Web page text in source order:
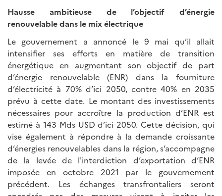
Hausse ambitieuse de l’objectif d’énergie
renouvelable dans le mix électrique
Le gouvernement a annoncé le 9 mai qu’il allait
intensifier ses efforts en matière de transition
énergétique en augmentant son objectif de part
d’énergie renouvelable (ENR) dans la fourniture
d’électricité à 70% d’ici 2050, contre 40% en 2035
prévu à cette date. Le montant des investissements
nécessaires pour accroître la production d’ENR est
estimé à 143 Mds USD d’ici 2050. Cette décision, qui
vise également à répondre à la demande croissante
d’énergies renouvelables dans la région, s’accompagne
de la levée de l'interdiction d’exportation d’ENR
imposée en octobre 2021 par le gouvernement
précédent. Les échanges transfrontaliers seront